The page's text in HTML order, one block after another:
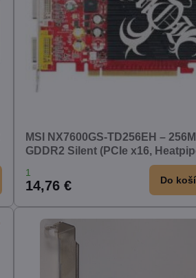
MSI NX7600GS-TD256EH –
GDDR2 Silent (PCIe x16,
1
14,76 € Do